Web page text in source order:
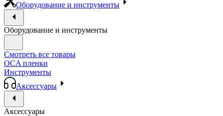
Оборудование и инструменты
Оборудование и инструменты
Смотреть все товары
OCA пленки
Инструменты
Аксессуары
Аксессуары